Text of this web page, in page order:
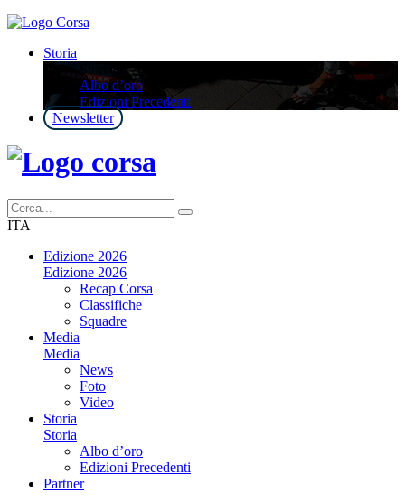
Storia
Storia
Albo d’oro
Edizioni Precedenti
Newsletter
ITA
Edizione 2026
Edizione 2026
Recap Corsa
Classifiche
Squadre
Media
Media
News
Foto
Video
Storia
Storia
Albo d’oro
Edizioni Precedenti
Partner